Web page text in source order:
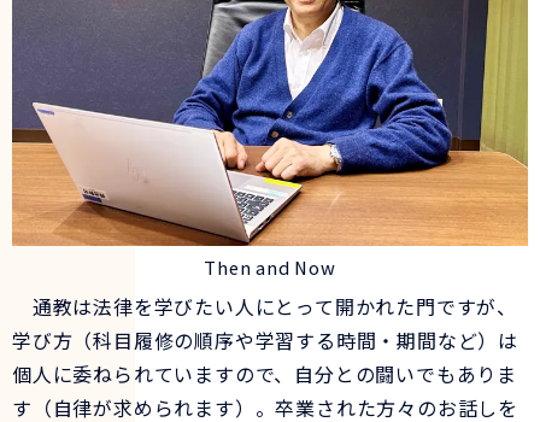
Then and Now
通教は法律を学びたい人にとって開かれた門ですが、
学び方（科目履修の順序や学習する時間・期間など）は
個人に委ねられていますので、自分との闘いでもありま
す（自律が求められます）。卒業された方々のお話しを